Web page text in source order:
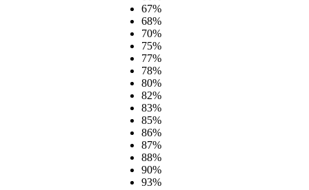
67%
68%
70%
75%
77%
78%
80%
82%
83%
85%
86%
87%
88%
90%
93%